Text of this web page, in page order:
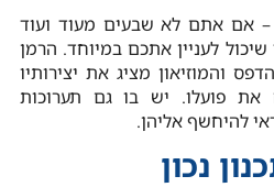
– אם אתם לא שבעים מעוד ועוד
שיכול לעניין אתכם במיוחד. הרמן
והמוזיאון מציג את יצירותיו
את פועלו. יש בו גם תערוכות
להיחשף אליהן.
נכון